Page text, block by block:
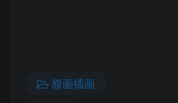
原画插画